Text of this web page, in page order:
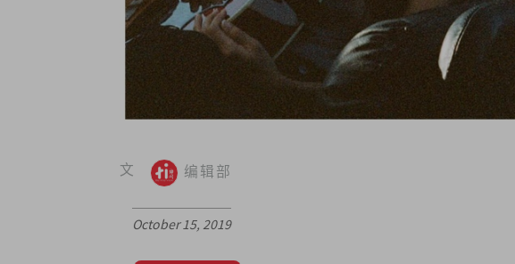
文 编辑部
October 15, 2019